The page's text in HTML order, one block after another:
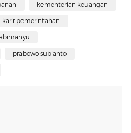
kementerian keuangan
karir pemerintahan
prabowo subianto